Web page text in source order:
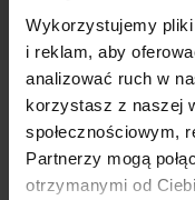
Wykorzystujemy
i reklam, aby
analizować ruch w
korzystasz z naszej
społecznościowym,
Partnerzy mogą
otrzymanymi od
Pojazdy Nissan
Nissanmodele
Nissan Juke